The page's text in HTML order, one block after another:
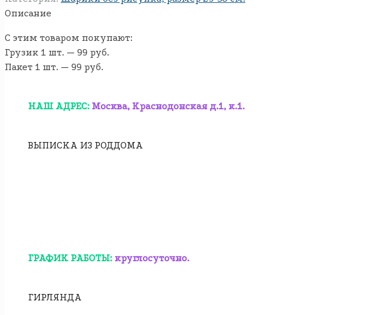
Описание
С этим товаром покупают:
Грузик 1 шт. — 99 руб.
Пакет 1 шт. — 99 руб.
НАШ АДРЕС: Москва, Краснодонская д.1, к.1.
ВЫПИСКА ИЗ РОДДОМА
ГРАФИК РАБОТЫ: круглосуточно.
ГИРЛЯНДА